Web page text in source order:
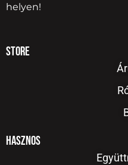
helyen!
Store
Hasznos